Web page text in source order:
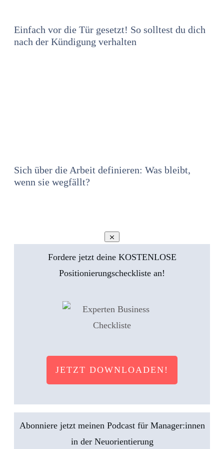
Einfach vor die Tür gesetzt! So solltest du dich
nach der Kündigung verhalten
Sich über die Arbeit definieren: Was bleibt,
wenn sie wegfällt?
Fordere jetzt deine KOSTENLOSE
Positionierungscheckliste an!
JETZT DOWNLOADEN!
Abonniere jetzt meinen Podcast für Manager:innen
in der Neuorientierung